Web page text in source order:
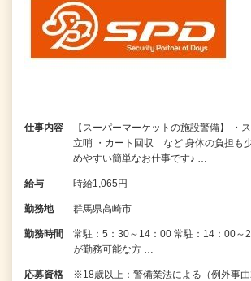
仕事内容
【スーパーマーケットの施設警備】 ・
立哨 ・カート回収 など 身体の負担も
めやすい簡単なお仕事です♪ …
給与 時給1,065円
勤務地 群馬県高崎市
勤務時間
常駐：5：30～14：00 常駐：14：00～
が勤務可能な方 …
応募資格
※18歳以上：警備業法による（例外事由